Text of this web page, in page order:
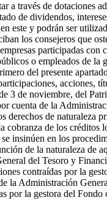
través de dotaciones
de dividendos,
este y podrán ser
los consejeros que
participadas
o empleados de
del presente
acciones,
de noviembre, del
cuenta de la
de naturaleza
cobranza de los
insinúen en los
de la naturaleza de
del Tesoro y
contraídas por la
la Administración
la gestora del